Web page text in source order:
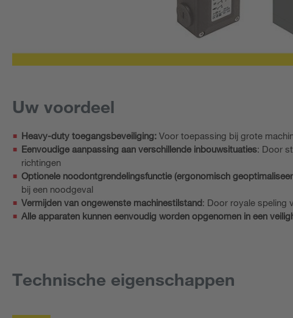
Uw voordeel
Heavy-duty toegangsbeveiliging: Voor toepassing bij grote
Eenvoudige aanpassing aan verschillende inbouwsituaties: Door
richtingen
Optionele noodontgrendelingsfunctie (ergonomisch
bij een noodgeval
Vermijden van ongewenste machinestilstand: Door royale speling
Alle apparaten kunnen eenvoudig worden opgenomen in een
Technische eigenschappen